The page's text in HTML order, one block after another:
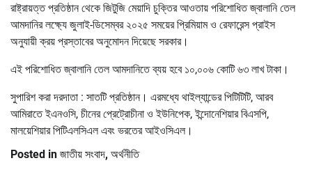
রাষ্ট্রায়ত্ত প্রতিষ্ঠান থেকে জিটুজি মেয়াদি চুক্তির আওতায় পরিশোধিত জ্বালানি তেল
আমদানির লক্ষ্যে জুলাই-ডিসেম্বর ২০২৫ সময়ের প্রিমিয়াম ও রেফারেন্স প্রাইস
অনুযায়ী ক্রয় প্রস্তাবের অনুমোদন দিয়েছে সরকার।
এই পরিশোধিত জ্বালানি তেল আমদানিতে ব্যয় হবে ১০,০০৬ কোটি ৬৩ লাখ টাকা।
সুপারিশ করা দরদাতা : সাতটি প্রতিষ্ঠান। এরমধ্যে থাইল্যান্ডের পিটিটিটি, আরব
আমিরাতে ইএনওসি, চীনের প্রেট্রোচীনা ও ইউনিপেক, ইন্দোনেশিয়ার বিএসপি,
মালয়েশিয়ার পিটিএলসিএল এবং ভরতের আইওসিএল।
Posted in জাতীয় সংবাদ, অর্থনীতি